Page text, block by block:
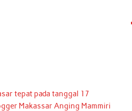
tepat pada tanggal 17
Makassar Anging Mammiri